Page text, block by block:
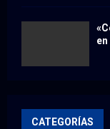
CATEGORÍAS